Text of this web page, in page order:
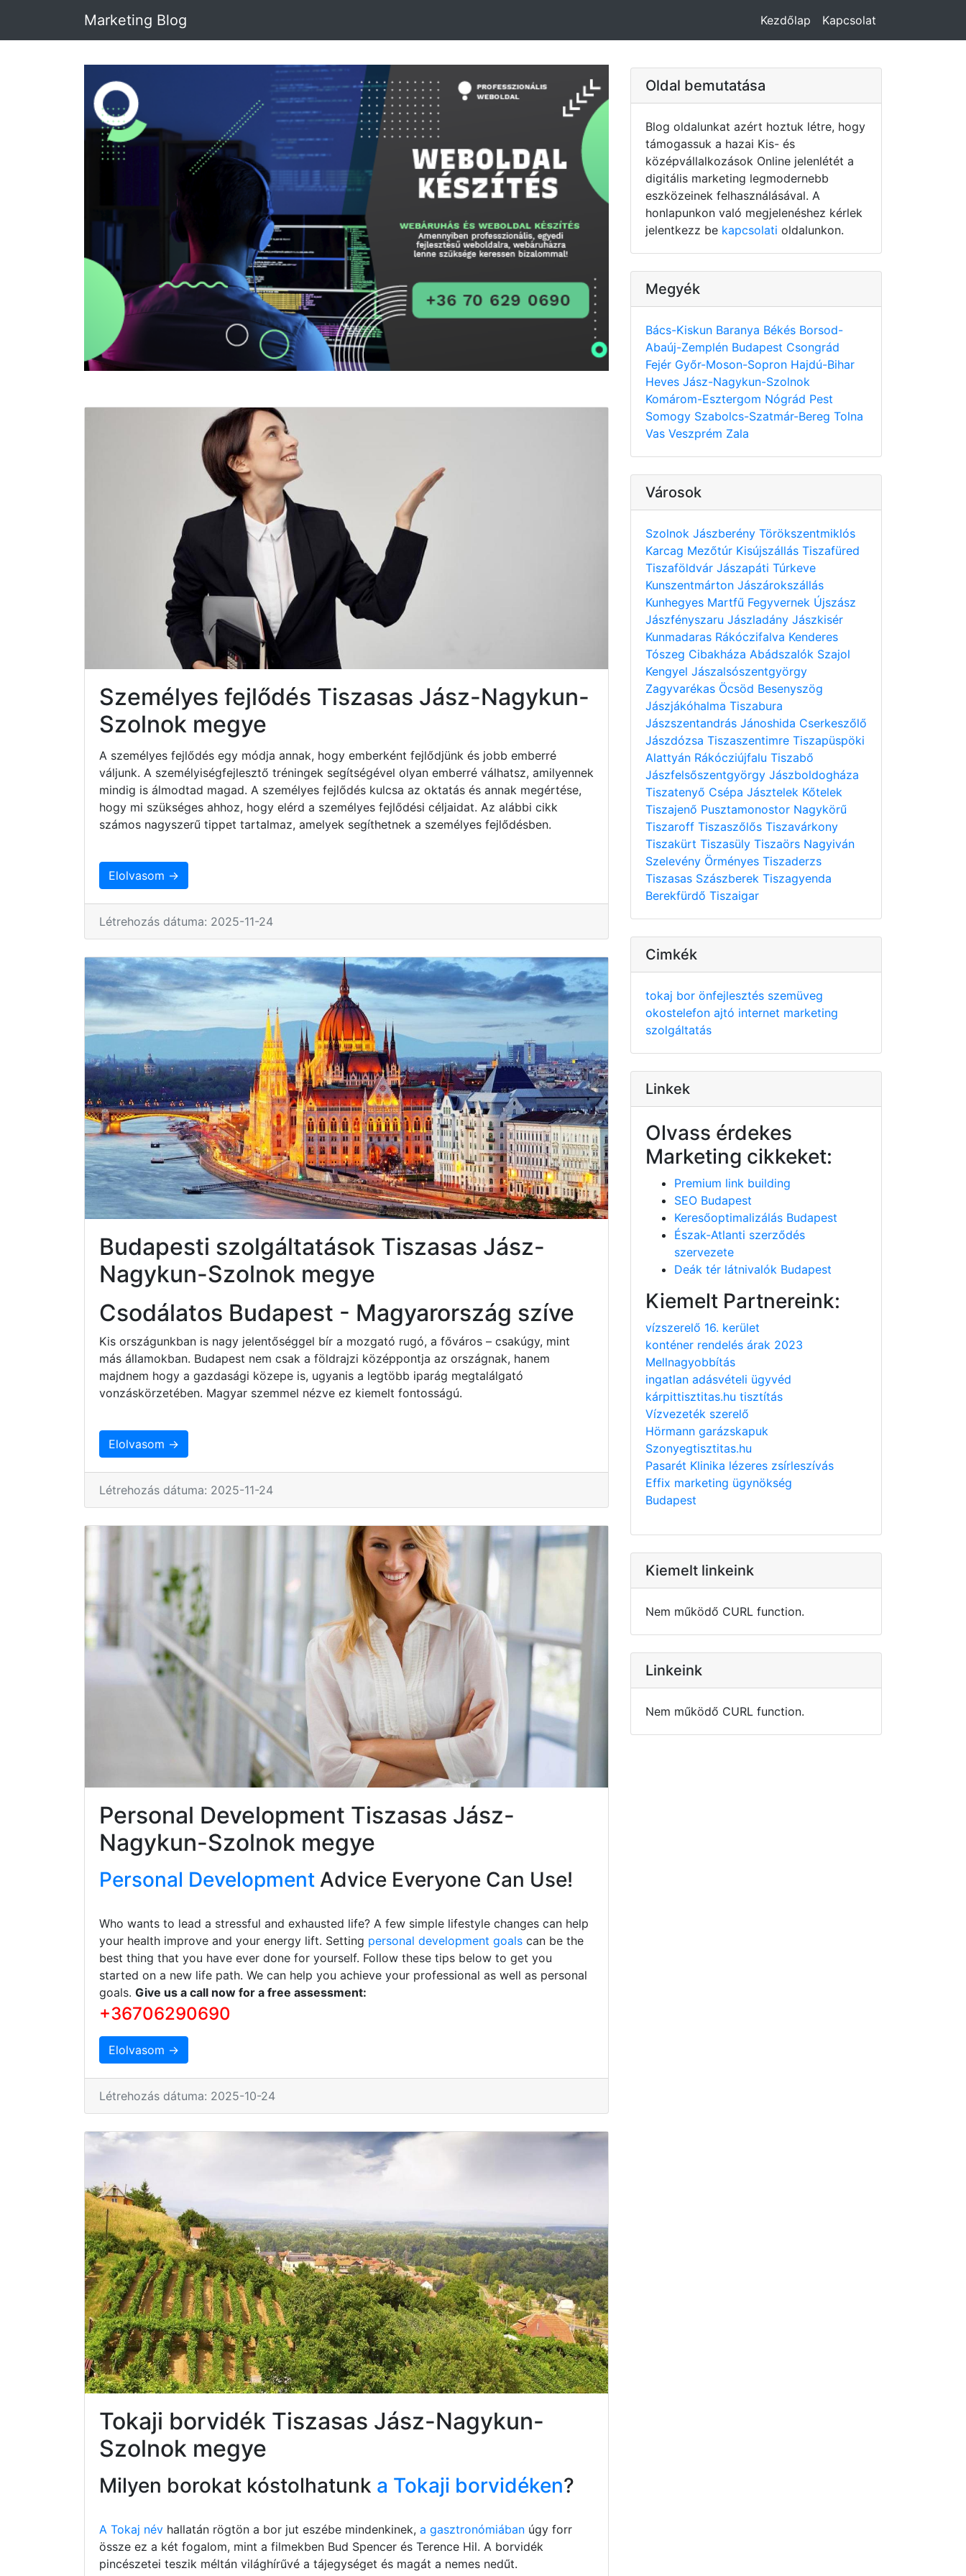
Marketing Blog Kezdőlap Kapcsolat
Személyes fejlődés Tiszasas Jász-Nagykun-
Szolnok megye
A személyes fejlődés egy módja annak, hogy emberként fejlődjünk és jobb emberré
váljunk. A személyiségfejlesztő tréningek segítségével olyan emberré válhatsz, amilyennek
mindig is álmodtad magad. A személyes fejlődés kulcsa az oktatás és annak megértése,
hogy mi szükséges ahhoz, hogy elérd a személyes fejlődési céljaidat. Az alábbi cikk
számos nagyszerű tippet tartalmaz, amelyek segíthetnek a személyes fejlődésben.
Elolvasom →
Létrehozás dátuma: 2025-11-24
Budapesti szolgáltatások Tiszasas Jász-
Nagykun-Szolnok megye
Csodálatos Budapest - Magyarország szíve
Kis országunkban is nagy jelentőséggel bír a mozgató rugó, a főváros – csakúgy, mint
más államokban. Budapest nem csak a földrajzi középpontja az országnak, hanem
majdnem hogy a gazdasági közepe is, ugyanis a legtöbb iparág megtalálgató
vonzáskörzetében. Magyar szemmel nézve ez kiemelt fontosságú.
Elolvasom →
Létrehozás dátuma: 2025-11-24
Personal Development Tiszasas Jász-
Nagykun-Szolnok megye
Personal Development Advice Everyone Can Use!
Who wants to lead a stressful and exhausted life? A few simple lifestyle changes can help
your health improve and your energy lift. Setting personal development goals can be the
best thing that you have ever done for yourself. Follow these tips below to get you
started on a new life path. We can help you achieve your professional as well as personal
goals. Give us a call now for a free assessment:
+36706290690
Elolvasom →
Létrehozás dátuma: 2025-10-24
Tokaji borvidék Tiszasas Jász-Nagykun-
Szolnok megye
Milyen borokat kóstolhatunk a Tokaji borvidéken?
A Tokaj név hallatán rögtön a bor jut eszébe mindenkinek, a gasztronómiában úgy forr
össze ez a két fogalom, mint a filmekben Bud Spencer és Terence Hil. A borvidék
pincészetei teszik méltán világhírűvé a tájegységet és magát a nemes nedűt.
Oldal bemutatása
Blog oldalunkat azért hoztuk létre, hogy
támogassuk a hazai Kis- és
középvállalkozások Online jelenlétét a
digitális marketing legmodernebb
eszközeinek felhasználásával. A
honlapunkon való megjelenéshez kérlek
jelentkezz be kapcsolati oldalunkon.
Megyék
Bács-Kiskun Baranya Békés Borsod-
Abaúj-Zemplén Budapest Csongrád
Fejér Győr-Moson-Sopron Hajdú-Bihar
Heves Jász-Nagykun-Szolnok
Komárom-Esztergom Nógrád Pest
Somogy Szabolcs-Szatmár-Bereg Tolna
Vas Veszprém Zala
Városok
Szolnok Jászberény Törökszentmiklós
Karcag Mezőtúr Kisújszállás Tiszafüred
Tiszaföldvár Jászapáti Túrkeve
Kunszentmárton Jászárokszállás
Kunhegyes Martfű Fegyvernek Újszász
Jászfényszaru Jászladány Jászkisér
Kunmadaras Rákóczifalva Kenderes
Tószeg Cibakháza Abádszalók Szajol
Kengyel Jászalsószentgyörgy
Zagyvarékas Öcsöd Besenyszög
Jászjákóhalma Tiszabura
Jászszentandrás Jánoshida Cserkeszőlő
Jászdózsa Tiszaszentimre Tiszapüspöki
Alattyán Rákócziújfalu Tiszabő
Jászfelsőszentgyörgy Jászboldogháza
Tiszatenyő Csépa Jásztelek Kőtelek
Tiszajenő Pusztamonostor Nagykörű
Tiszaroff Tiszaszőlős Tiszavárkony
Tiszakürt Tiszasüly Tiszaörs Nagyiván
Szelevény Örményes Tiszaderzs
Tiszasas Szászberek Tiszagyenda
Berekfürdő Tiszaigar
Cimkék
tokaj bor önfejlesztés szemüveg
okostelefon ajtó internet marketing
szolgáltatás
Linkek
Olvass érdekes
Marketing cikkeket:
Premium link building
SEO Budapest
Keresőoptimalizálás Budapest
Észak-Atlanti szerződés
szervezete
Deák tér látnivalók Budapest
Kiemelt Partnereink:
vízszerelő 16. kerület
konténer rendelés árak 2023
Mellnagyobbítás
ingatlan adásvételi ügyvéd
kárpittisztitas.hu tisztítás
Vízvezeték szerelő
Hörmann garázskapuk
Szonyegtisztitas.hu
Pasarét Klinika lézeres zsírleszívás
Effix marketing ügynökség
Budapest
Kiemelt linkeink
Nem működő CURL function.
Linkeink
Nem működő CURL function.